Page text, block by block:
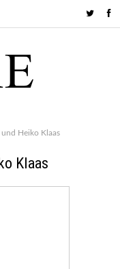
Heiko Klaas
Klaas